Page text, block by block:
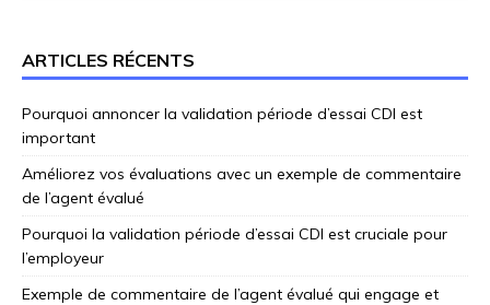
ARTICLES RÉCENTS
Pourquoi annoncer la validation période d’essai CDI est
important
Améliorez vos évaluations avec un exemple de commentaire
de l’agent évalué
Pourquoi la validation période d’essai CDI est cruciale pour
l’employeur
Exemple de commentaire de l’agent évalué qui engage et